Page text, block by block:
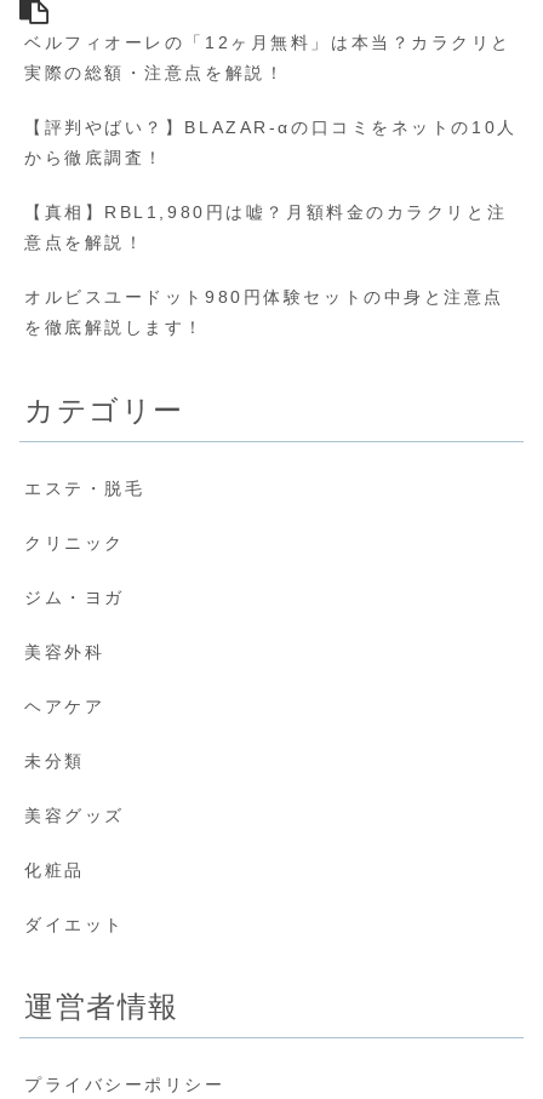
ベルフィオーレの「12ヶ月無料」は本当？カラクリと
実際の総額・注意点を解説！
【評判やばい？】BLAZAR-αの口コミをネットの10人
から徹底調査！
【真相】RBL1,980円は嘘？月額料金のカラクリと注
意点を解説！
オルビスユードット980円体験セットの中身と注意点
を徹底解説します！
カテゴリー
エステ・脱毛
クリニック
ジム・ヨガ
美容外科
ヘアケア
未分類
美容グッズ
化粧品
ダイエット
運営者情報
プライバシーポリシー